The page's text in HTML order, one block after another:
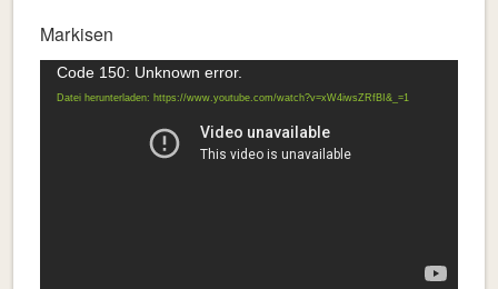
Markisen
Video-
Player
Code 150: Unknown error.
Datei herunterladen: https://www.youtube.com/watch?v=xW4iwsZRfBI&_=1